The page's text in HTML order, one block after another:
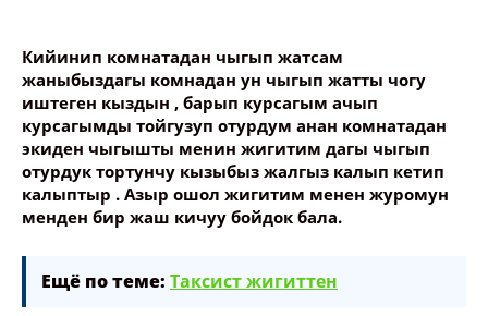
Кийинип комнатадан чыгып жатсам
жаныбыздагы комнадан ун чыгып жатты чогу
иштеген кыздын , барып курсагым ачып
курсагымды тойгузуп отурдум анан комнатадан
экиден чыгышты менин жигитим дагы чыгып
отурдук тортунчу кызыбыз жалгыз калып кетип
калыптыр . Азыр ошол жигитим менен журомун
менден бир жаш кичуу бойдок бала.
Ещё по теме: Таксист жигиттен